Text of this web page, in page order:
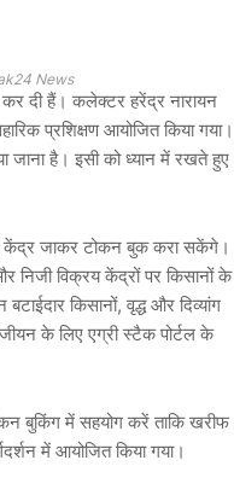
News
कर दी हैं। कलेक्टर हरेंद्र नारायन
प्रशिक्षण आयोजित किया गया।
जाना है। इसी को ध्यान में रखते हुए
केंद्र जाकर टोकन बुक करा सकेंगे।
निजी विक्रय केंद्रों पर किसानों के
किसानों, वृद्ध और दिव्यांग
के लिए एग्री स्टैक पोर्टल के
बुकिंग में सहयोग करें ताकि खरीफ
में आयोजित किया गया।